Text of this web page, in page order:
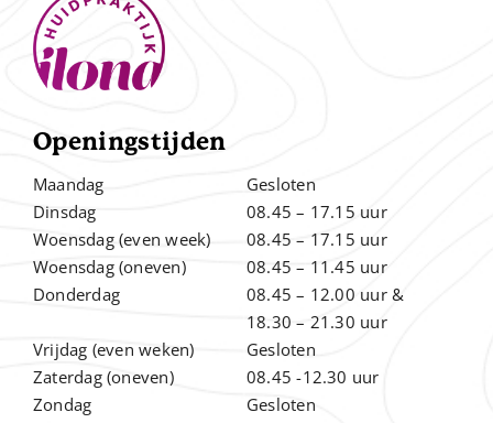
Openingstijden
Maandag
Dinsdag
Woensdag (even week)
Woensdag (oneven)
Donderdag
Vrijdag (even weken)
Zaterdag (oneven)
Zondag
Gesloten
08.45 – 17.15 uur
08.45 – 17.15 uur
08.45 – 11.45 uur
08.45 – 12.00 uur &
18.30 – 21.30 uur
Gesloten
08.45 -12.30 uur
Gesloten